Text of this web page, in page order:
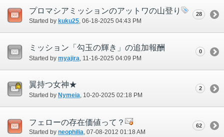
プロマシアミッションのアットワの山登り
Started by kuku25‎, 06-18-2025 04:43 PM
28
ミッション「勾玉の輝き」の追加報酬
Started by myajira ‎, 11-16-2025 04:09 PM
0
翼持つ女神★
Started by Nymeia‎, 10-20-2025 02:18 PM
2
フェローの存在価値って？
Started by neophilia‎, 07-08-2012 01:18 AM
62